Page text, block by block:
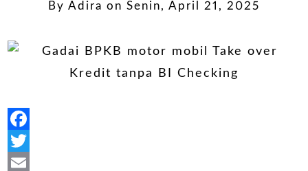
By Adira on Senin, April 21, 2025
Facebook
Twitter